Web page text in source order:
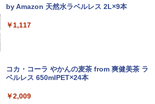
レスイヤホン bluetooth イヤホン V12 小型
軽量 ブルートゥースHi-Fi 最大36時間再生 ぶ
るーとゅーす コードレス ENCノイズキャン
セリング 自動ペアリング Type-C充電 マイク
￥1,964
Xiaomi シャオミ REDMI Buds 8 Lite ワイヤ
￥250
by Amazon 天然水ラベルレス 2L×9本
￥1,117
コカ・コーラ やかんの麦茶 from 爽健美茶 ラ
ベルレス 650mlPET×24本
￥2,009